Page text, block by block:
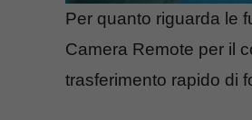
Per quanto riguarda le
Camera Remote per il
trasferimento rapido di